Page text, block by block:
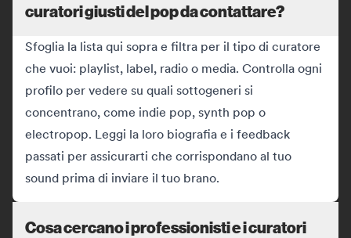
curatori giusti del pop da contattare?
Sfoglia la lista qui sopra e filtra per il tipo di curatore
che vuoi: playlist, label, radio o media. Controlla ogni
profilo per vedere su quali sottogeneri si
concentrano, come indie pop, synth pop o
electropop. Leggi la loro biografia e i feedback
passati per assicurarti che corrispondano al tuo
sound prima di inviare il tuo brano.
Cosa cercano i professionisti e i curatori